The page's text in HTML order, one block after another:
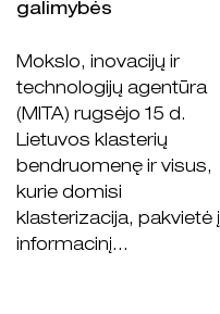
galimybės
Mokslo, inovacijų ir
technologijų agentūra
(MITA) rugsėjo 15 d.
Lietuvos klasterių
bendruomenę ir visus,
kurie domisi
klasterizacija, pakvietė į
informacinį...